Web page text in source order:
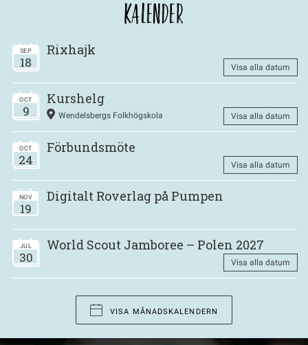
KALENDER
SEP
18
Rixhajk
Visa alla datum
OCT
9
Kurshelg
Wendelsbergs Folkhögskola Visa alla datum
OCT
24
Förbundsmöte
Visa alla datum
NOV
19
Digitalt Roverlag på Pumpen
JUL
30
World Scout Jamboree – Polen 2027
Visa alla datum
VISA MÅNADSKALENDERN